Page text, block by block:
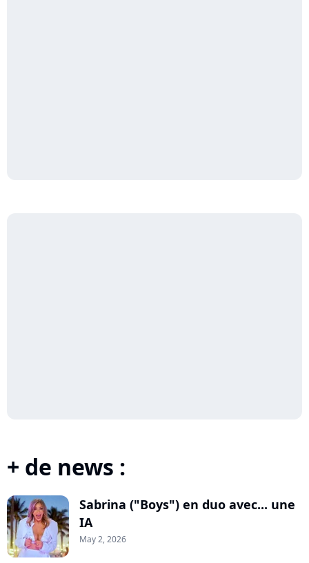
+ de news :
Sabrina ("Boys") en duo avec... une
IA
May 2, 2026